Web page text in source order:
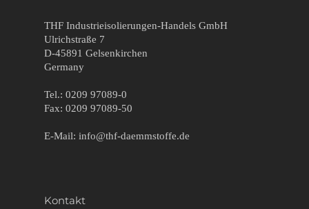
THF Industrieisolierungen-Handels GmbH
Ulrichstraße 7
D-45891 Gelsenkirchen
Germany
Tel.: 0209 97089-0
Fax: 0209 97089-50
E-Mail: info@thf-daemmstoffe.de
Kontakt